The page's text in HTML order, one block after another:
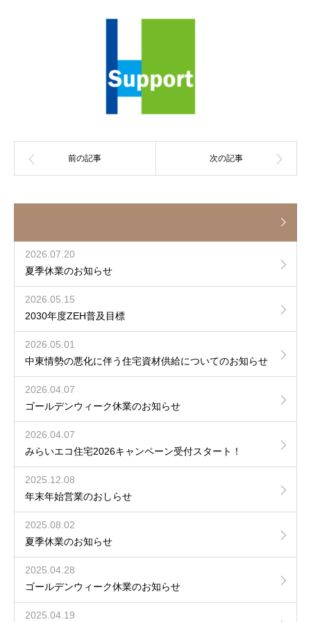
2026.07.20
夏季休業のお知らせ
2026.05.15
2030年度ZEH普及目標
2026.05.01
中東情勢の悪化に伴う住宅資材供給についてのお知らせ
2026.04.07
ゴールデンウィーク休業のお知らせ
2026.04.07
みらいエコ住宅2026キャンペーン受付スタート！
2025.12.08
年末年始営業のおしらせ
2025.08.02
夏季休業のお知らせ
2025.04.28
ゴールデンウィーク休業のお知らせ
2025.04.19